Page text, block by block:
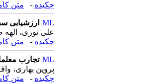
چکیده - متن
ارزشیابی
علی نوری،
چکیده - متن
تجارب
پروین بهاری،
چکیده - متن